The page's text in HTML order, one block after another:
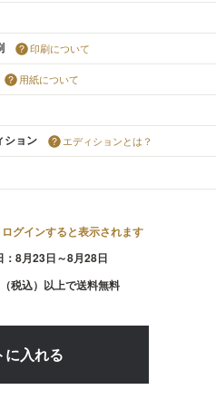
印刷について
用紙について
ション エディションとは？
グインすると表示されます
：8月23日～8月28日
税込）以上で送料無料